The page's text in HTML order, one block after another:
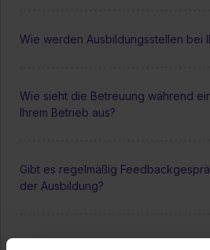
Wie werden Ausbildungsstellen bei
Wie sieht die Betreuung während
Ihrem Betrieb aus?
Gibt es regelmäßig
der Ausbildung?
Wie groß sind die Chancen nach